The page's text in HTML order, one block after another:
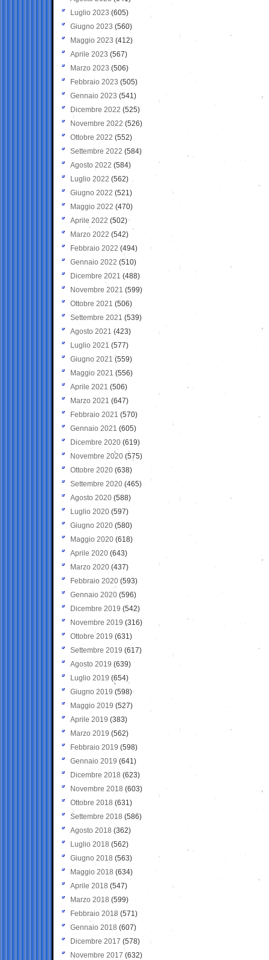
Luglio 2023 (605)
Giugno 2023 (560)
Maggio 2023 (412)
Aprile 2023 (567)
Marzo 2023 (506)
Febbraio 2023 (505)
Gennaio 2023 (541)
Dicembre 2022 (525)
Novembre 2022 (526)
Ottobre 2022 (552)
Settembre 2022 (584)
Agosto 2022 (584)
Luglio 2022 (562)
Giugno 2022 (521)
Maggio 2022 (470)
Aprile 2022 (502)
Marzo 2022 (542)
Febbraio 2022 (494)
Gennaio 2022 (510)
Dicembre 2021 (488)
Novembre 2021 (599)
Ottobre 2021 (506)
Settembre 2021 (539)
Agosto 2021 (423)
Luglio 2021 (577)
Giugno 2021(559)
Maggio 2021 (556)
Aprile 2021 (506)
Marzo 2021 (647)
Febbraio 2021 (570)
Gennaio 2021 (605)
Dicembre 2020 (619)
Novembre 2020 (575)
Ottobre 2020 (638)
Settembre 2020(465)
Agosto 2020 (588)
Luglio 2020 (597)
Giugno 2020 (580)
Maggio 2020 (618)
Aprile 2020 (643)
Marzo 2020 (437)
Febbraio 2020 (593)
Gennaio 2020 (596)
Dicembre 2019 (542)
Novembre 2019 (316)
Ottobre 2019 (631)
Settembre 2019 (617)
Agosto 2019 (639)
Luglio 2019 (654)
Giugno 2019 (598)
Maggio 2019 (527)
Aprile 2019 (383)
Marzo 2019 (562)
Febbraio 2019 (598)
Gennaio 2019 (641)
Dicembre 2018 (623)
Novembre 2018 (603)
Ottobre 2018 (631)
Settembre 2018 (586)
Agosto 2018 (362)
Luglio 2018 (562)
Giugno 2018 (563)
Maggio 2018 (634)
Aprile 2018 (547)
Marzo 2018 (599)
Febbraio 2018 (571)
Gennaio 2018 (607)
Dicembre 2017 (578)
Novembre 2017 (632)